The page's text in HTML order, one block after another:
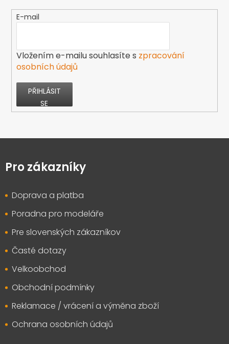
E-mail
Vložením e-mailu souhlasíte s zpracování
osobních údajů
PŘIHLÁSIT
SE
pPro zákazníky
Doprava a platba
Poradna pro modeláře
Pre slovenských zákazníkov
Časté dotazy
Velkoobchod
Obchodní podmínky
Reklamace / vrácení a výměna zboží
Ochrana osobních údajů